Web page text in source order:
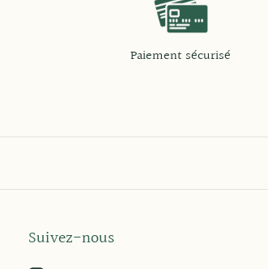
Paiement sécurisé
Suivez-nous